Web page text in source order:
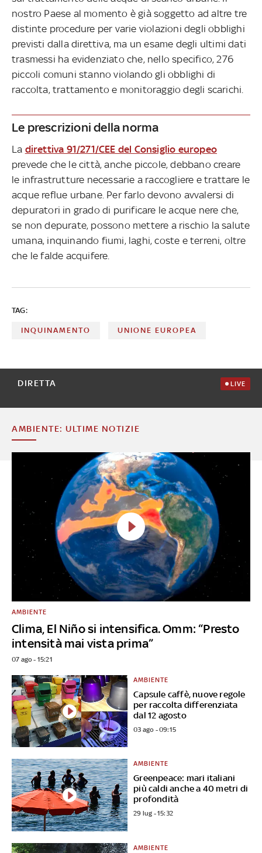
nostro Paese al momento è già soggetto ad altre tre
distinte procedure per varie violazioni degli obblighi
previsti dalla direttiva, ma un esame degli ultimi dati
trasmessi ha evidenziato che, nello specifico, 276
piccoli comuni stanno violando gli obblighi di
raccolta, trattamento e monitoraggio degli scarichi.
Le prescrizioni della norma
La direttiva 91/271/CEE del Consiglio europeo
prevede che le città, anche piccole, debbano creare
le infrastrutture necessarie a raccogliere e trattare le
acque reflue urbane. Per farlo devono avvalersi di
depuratori in grado di purificare le acque nere che,
se non depurate, possono mettere a rischio la salute
umana, inquinando fiumi, laghi, coste e terreni, oltre
che le falde acquifere.
TAG:
INQUINAMENTO UNIONE EUROPEA
DIRETTA LIVE
AMBIENTE: ULTIME NOTIZIE
Clima, El Niño si intensifica. Omm: “Presto
intensità mai vista prima”
AMBIENTE
07 ago - 15:21
Capsule caffè, nuove regole
per raccolta differenziata
dal 12 agosto
AMBIENTE
03 ago - 09:15
Greenpeace: mari italiani
più caldi anche a 40 metri di
profondità
AMBIENTE
29 lug - 15:32
AMBIENTE